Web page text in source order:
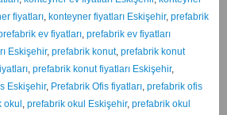
fiyatları, konteyner fiyatları Eskişehir, prefabrik
ev fiyatları, prefabrik ev fiyatları
Eskişehir, prefabrik konut, prefabrik konut
, prefabrik konut fiyatları Eskişehir,
Eskişehir, Prefabrik Ofis fiyatları, prefabrik ofis
okul , prefabrik okul Eskişehir, prefabrik okul